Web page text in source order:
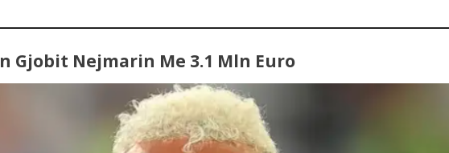
Gjobit Nejmarin Me 3.1 Mln Euro